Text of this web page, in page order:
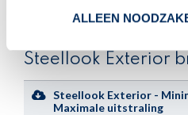
ALLEEN
Steellook Exterior
Steellook Exterior -
Maximale uitstraling